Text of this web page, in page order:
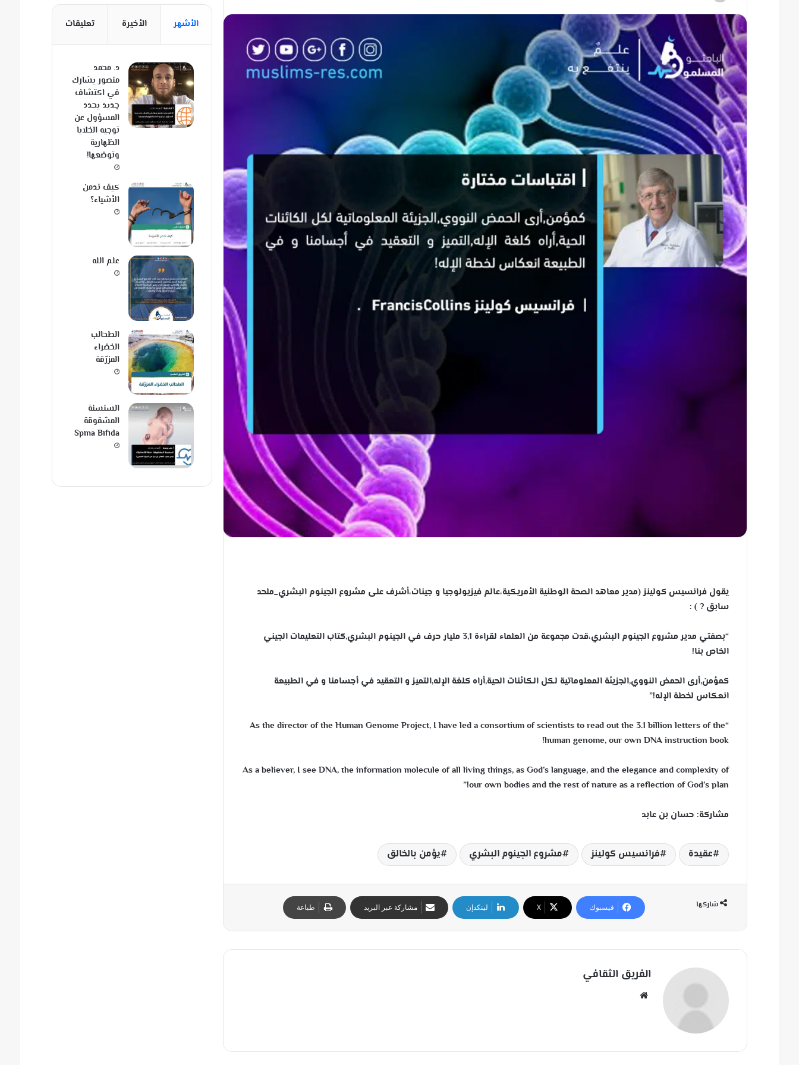
س
ل
ب
ر
د
إ
ل
ك
ت
و
ن
ي
ا
يقول فرانسيس كولينز (مدير معاهد الصحة الوطنية الأمريكية،عالم فيزيولوجيا و جينات،أشرف على مشروع الجينوم البشري_ملحد
سابق ?
) :
“بصفتي مدير مشروع الجينوم البشري،قدت مجموعة من العلماء لقراءة 3,1 مليار حرف في الجينوم البشري,كتاب التعليمات الجيني
الخاص بنا!
كمؤمن,أرى الحمض النووي,الجزيئة المعلوماتية لكل الكائنات الحية,أراه كلغة الإله,التميز و التعقيد في أجسامنا و في الطبيعة
انعكاس لخطة الإله!”
“As the director of the Human Genome Project, I have led a consortium of scientists to read out the 3.1 billion letters of the
human genome, our own DNA instruction book!
As a believer, I see DNA, the information molecule of all living things, as God’s language, and the elegance and complexity of
our own bodies and the rest of nature as a reflection of God’s plan!”
مشاركة: حسان بن عابد
عقيدة فرانسيس كولينز مشروع الجينوم البشري يؤمن بالخالق
شاركها فيسبوك ‫X لينكدإن مشاركة عبر البريد طباعة
الفريق الثقافي
الأشهر الأخيرة تعليقات
د. محمد
منصور يشارك
في اكتشاف
جديد يحدد
المسؤول عن
توجيه الخلايا
الظهارية
وتوضعها!
كيف ندمن
الأشياء؟
علم الله
الطحالب
الخضراء
المزرّقة
السنسنة
المشقوقة
Spina Bifida